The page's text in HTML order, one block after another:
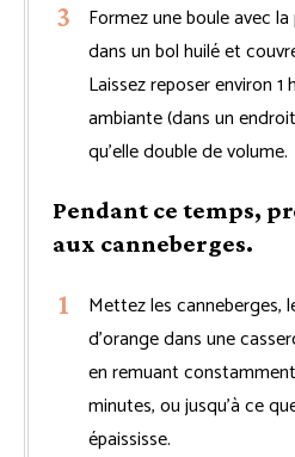
Formez une boule avec
dans un bol huilé et
Laissez reposer environ
ambiante (dans un
qu’elle double de volume.
Pendant ce temps,
aux canneberges.
Mettez les canneberges,
d’orange dans une
en remuant
minutes, ou jusqu’à ce
épaississe.